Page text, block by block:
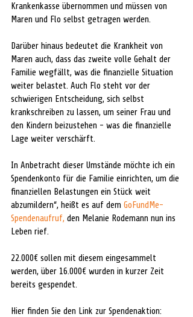
Krankenkasse übernommen und müssen von
Maren und Flo selbst getragen werden.
Darüber hinaus bedeutet die Krankheit von
Maren auch, dass das zweite volle Gehalt der
Familie wegfällt, was die finanzielle Situation
weiter belastet. Auch Flo steht vor der
schwierigen Entscheidung, sich selbst
krankschreiben zu lassen, um seiner Frau und
den Kindern beizustehen - was die finanzielle
Lage weiter verschärft.
In Anbetracht dieser Umstände möchte ich ein
Spendenkonto für die Familie einrichten, um die
finanziellen Belastungen ein Stück weit
abzumildern“, heißt es auf dem GoFundMe-
Spendenaufruf, den Melanie Rodemann nun ins
Leben rief.
22.000€ sollen mit diesem eingesammelt
werden, über 16.000€ wurden in kurzer Zeit
bereits gespendet.
Hier finden Sie den Link zur Spendenaktion: